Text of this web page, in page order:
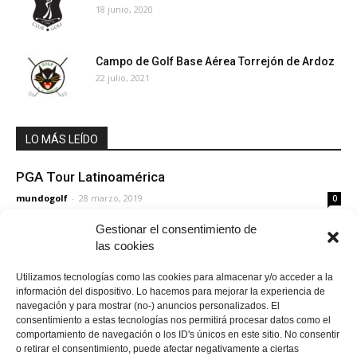
Gestionar el consentimiento de
las cookies
Utilizamos tecnologías como las cookies para almacenar y/o acceder a la
información del dispositivo. Lo hacemos para mejorar la experiencia de
navegación y para mostrar (no-) anuncios personalizados. El
consentimiento a estas tecnologías nos permitirá procesar datos como el
comportamiento de navegación o los ID's únicos en este sitio. No consentir
o retirar el consentimiento, puede afectar negativamente a ciertas
18 junio, 2020
Campo de Golf Base Aérea Torrejón de Ardoz
22 julio, 2021
LO MÁS LEÍDO
PGA Tour Latinoamérica
mundogolf - 28 marzo, 2019 0
Club de Golf Santa Marina
Costa Ballena Ocean Golf Club
mundogolf - 16 enero, 2020